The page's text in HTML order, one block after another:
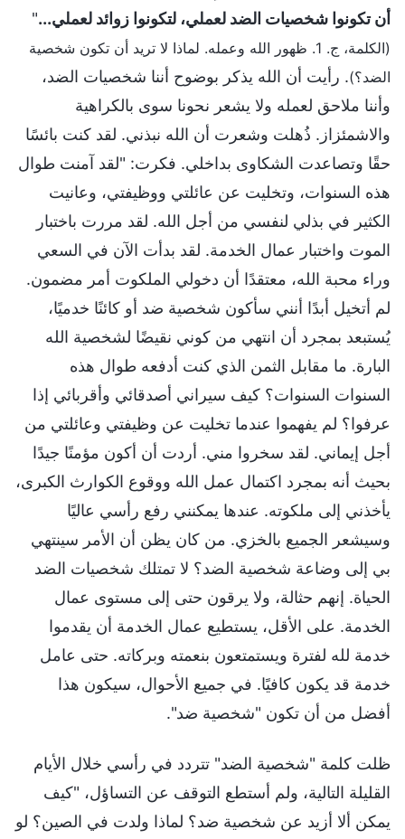
أن تكونوا شخصيات الضد لعملي، لتكونوا زوائد لعملي..."
(الكلمة، ج. 1. ظهور الله وعمله. لماذا لا تريد أن تكون شخصية
الضد؟). رأيت أن الله يذكر بوضوح أننا شخصيات الضد،
وأننا ملاحق لعمله ولا يشعر نحونا سوى بالكراهية
والاشمئزاز. ذُهلت وشعرت أن الله نبذني. لقد كنت بائسًا
حقًا وتصاعدت الشكاوى بداخلي. فكرت: "لقد آمنت طوال
هذه السنوات، وتخليت عن عائلتي ووظيفتي، وعانيت
الكثير في بذلي لنفسي من أجل الله. لقد مررت باختبار
الموت واختبار عمال الخدمة. لقد بدأت الآن في السعي
وراء محبة الله، معتقدًا أن دخولي الملكوت أمر مضمون.
لم أتخيل أبدًا أنني سأكون شخصية ضد أو كائنًا خدميًا،
يُستبعد بمجرد أن انتهي من كوني نقيضًا لشخصية الله
البارة. ما مقابل الثمن الذي كنت أدفعه طوال هذه
السنوات السنوات؟ كيف سيراني أصدقائي وأقربائي إذا
عرفوا؟ لم يفهموا عندما تخليت عن وظيفتي وعائلتي من
أجل إيماني. لقد سخروا مني. أردت أن أكون مؤمنًا جيدًا
بحيث أنه بمجرد اكتمال عمل الله ووقوع الكوارث الكبرى،
يأخذني إلى ملكوته. عندها يمكنني رفع رأسي عاليًا
وسيشعر الجميع بالخزي. من كان يظن أن الأمر سينتهي
بي إلى وضاعة شخصية الضد؟ لا تمتلك شخصيات الضد
الحياة. إنهم حثالة، ولا يرقون حتى إلى مستوى عمال
الخدمة. على الأقل، يستطيع عمال الخدمة أن يقدموا
خدمة لله لفترة ويستمتعون بنعمته وبركاته. حتى عامل
خدمة قد يكون كافيًا. في جميع الأحوال، سيكون هذا
أفضل من أن تكون "شخصية ضد".
ظلت كلمة "شخصية الضد" تتردد في رأسي خلال الأيام
القليلة التالية، ولم أستطع التوقف عن التساؤل، "كيف
يمكن ألا أزيد عن شخصية ضد؟ لماذا ولدت في الصين؟ لو